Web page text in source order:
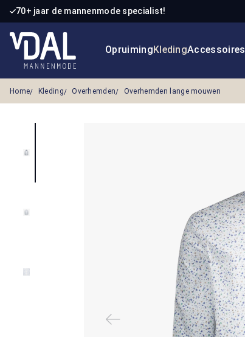
de hoofdinhoud
Ga naar de zoekopdracht
Ga naar de hoofdnavigatie
70+ jaar de mannenmode specialist!
OpruimingKledingAccessoires
Home Kleding Overhemden Overhemden lange mouwen